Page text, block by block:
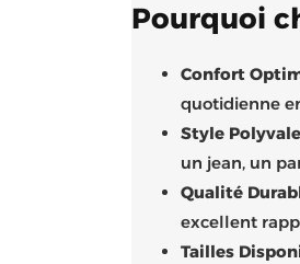
Pourquoi
Confort
quotidienne
Style
un jean, un
Qualité
excellent
Tailles